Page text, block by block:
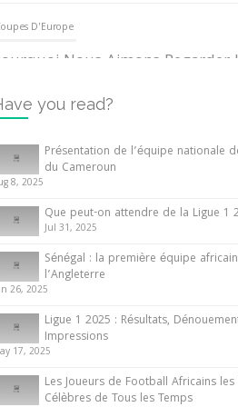
D'Europe
Nous Aimons Regarder
June 2024
Internationales
ce que vous devez savoir sur
d’Afrique des Nations
10 May 2024
Internationales
de l’équipe nationale
football du Cameroun
2025
you read?
Présentation de l’équipe nationale
du Cameroun
8, 2025
Que peut-on attendre de la Ligue 1
Jul 31, 2025
Sénégal : la première équipe
l’Angleterre
26, 2025
Ligue 1 2025 : Résultats,
Impressions
17, 2025
Les Joueurs de Football Africains les
Célèbres de Tous les Temps